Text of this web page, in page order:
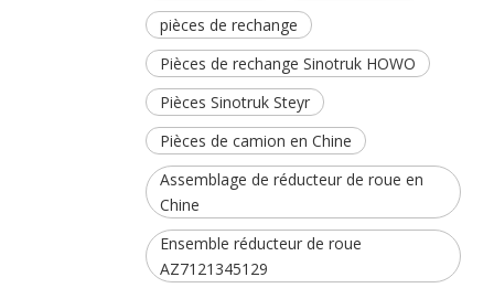
pièces de rechange
Pièces de rechange Sinotruk HOWO
Pièces Sinotruk Steyr
Pièces de camion en Chine
Assemblage de réducteur de roue en
Chine
Ensemble réducteur de roue
AZ7121345129